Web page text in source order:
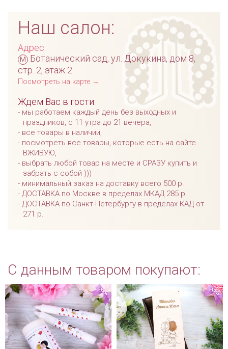
Наш салон:
Адрес:
м Ботанический сад, ул. Докукина, дом 8,
стр. 2, этаж 2
Посмотреть на карте →
Ждем Вас в гости:
мы работаем каждый день без выходных и
праздников, с 11 утра до 21 вечера,
все товары в наличии,
посмотреть все товары, которые есть на сайте
ВЖИВУЮ,
выбрать любой товар на месте и СРАЗУ купить и
забрать с собой )))
минимальный заказ на доставку всего 500 р.
ДОСТАВКА по Москве в пределах МКАД 285 р.
ДОСТАВКА по Санкт-Петербургу в пределах КАД от
271 р.
С данным товаром покупают: